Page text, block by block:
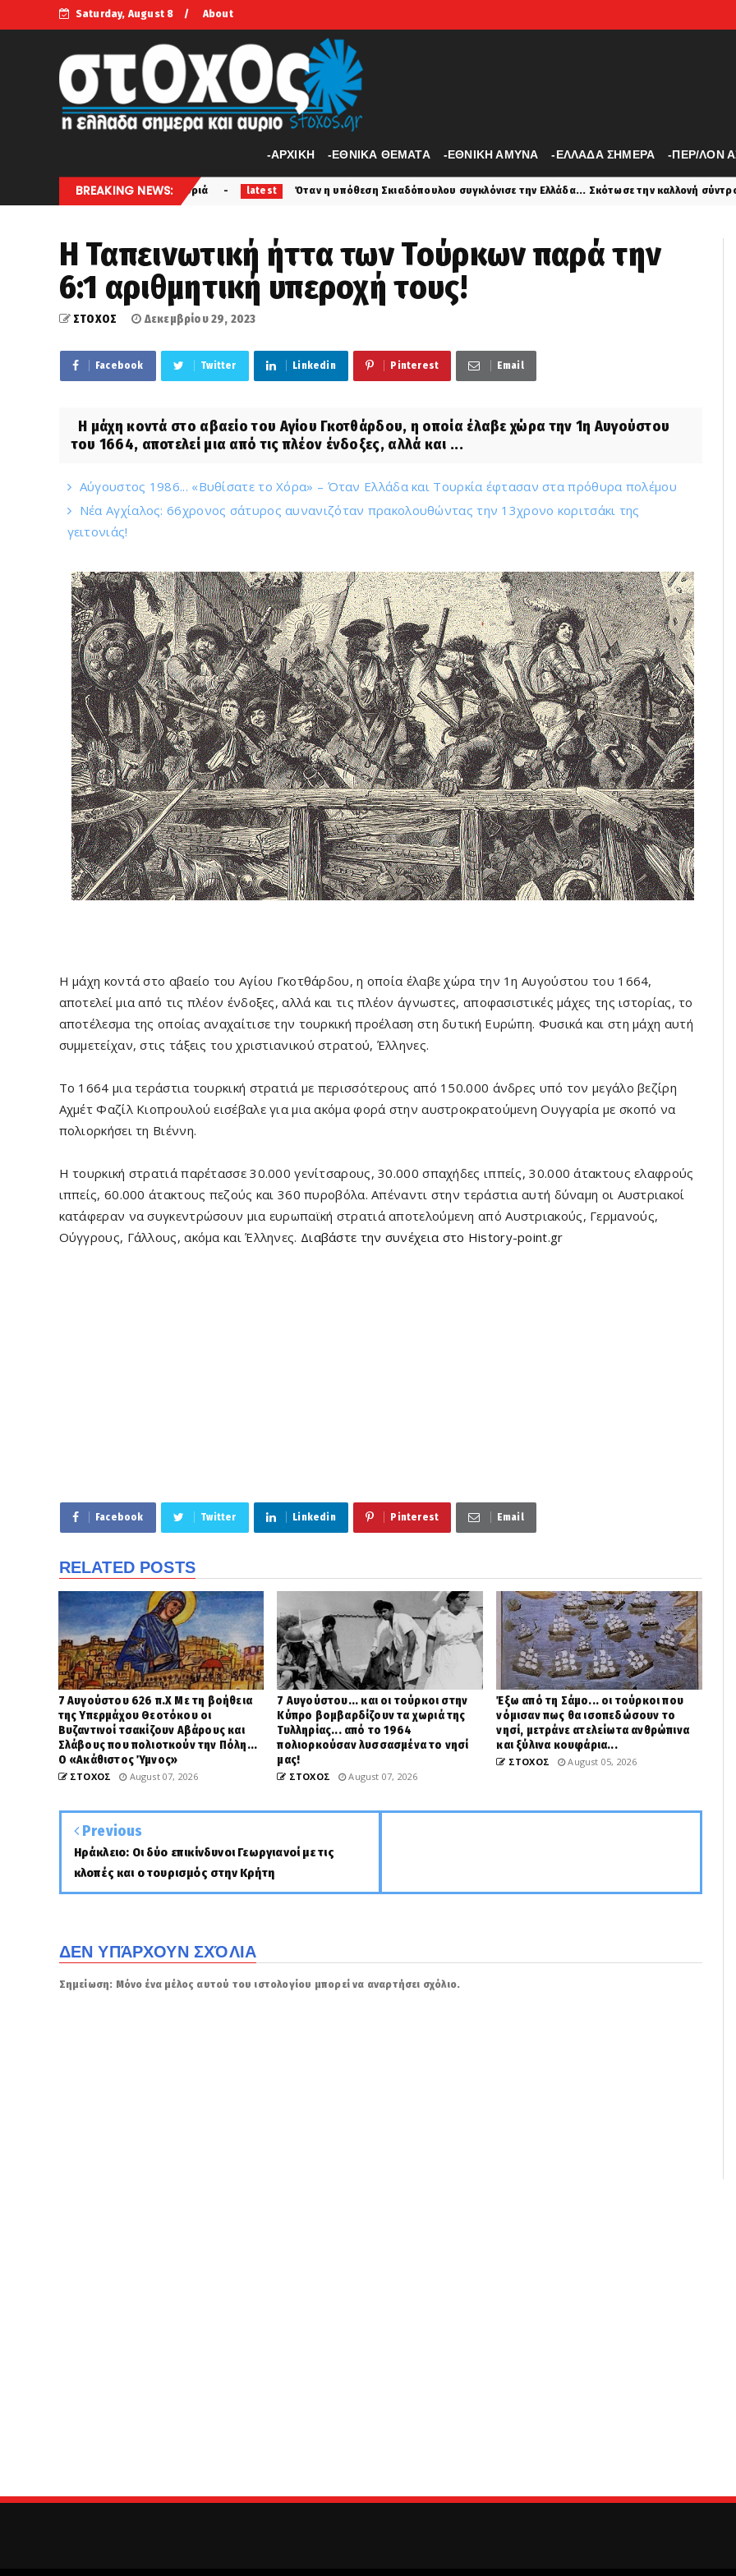
Saturday, August 8 About
-APXIKH -ΕΘΝΙΚΑ ΘΕΜΑΤΑ -ΕΘΝΙΚΗ ΑΜΥΝΑ -ΕΛΛΑΔΑ ΣΗΜΕΡΑ -ΠΕΡ/ΛΟΝ
BREAKING NEWS:
και σφυριά latest Όταν η υπόθεση Σκιαδόπουλου συγκλόνισε την Ελλάδα... Σκότωσε την καλλονή σύντροφο του, έβαλε σε
Η Ταπεινωτική ήττα των Τούρκων παρά την
6:1 αριθμητική υπεροχή τους!
ΣΤΟΧΟΣ Δεκεμβρίου 29, 2023
Facebook Twitter Linkedin Pinterest Email
Η μάχη κοντά στο αβαείο του Αγίου Γκοτθάρδου, η οποία έλαβε χώρα την 1η Αυγούστου
του 1664, αποτελεί μια από τις πλέον ένδοξες, αλλά και ...
Αύγουστος 1986... «Βυθίσατε το Χόρα» – Όταν Ελλάδα και Τουρκία έφτασαν στα πρόθυρα πολέμου
Νέα Αγχίαλος: 66χρονος σάτυρος αυνανιζόταν πρακολουθώντας την 13χρονο κοριτσάκι της
γειτονιάς!
Η μάχη κοντά στο αβαείο του Αγίου Γκοτθάρδου, η οποία έλαβε χώρα την 1η Αυγούστου του 1664,
αποτελεί μια από τις πλέον ένδοξες, αλλά και τις πλέον άγνωστες, αποφασιστικές μάχες της ιστορίας, το
αποτέλεσμα της οποίας αναχαίτισε την τουρκική προέλαση στη δυτική Ευρώπη. Φυσικά και στη μάχη αυτή
συμμετείχαν, στις τάξεις του χριστιανικού στρατού, Έλληνες.
Το 1664 μια τεράστια τουρκική στρατιά με περισσότερους από 150.000 άνδρες υπό τον μεγάλο βεζίρη
Αχμέτ Φαζίλ Κιοπρουλού εισέβαλε για μια ακόμα φορά στην αυστροκρατούμενη Ουγγαρία με σκοπό να
πολιορκήσει τη Βιέννη.
Η τουρκική στρατιά παρέτασσε 30.000 γενίτσαρους, 30.000 σπαχήδες ιππείς, 30.000 άτακτους ελαφρούς
ιππείς, 60.000 άτακτους πεζούς και 360 πυροβόλα. Απέναντι στην τεράστια αυτή δύναμη οι Αυστριακοί
κατάφεραν να συγκεντρώσουν μια ευρωπαϊκή στρατιά αποτελούμενη από Αυστριακούς, Γερμανούς,
Ούγγρους, Γάλλους, ακόμα και Έλληνες. Διαβάστε την συνέχεια στο History-point.gr
Facebook Twitter Linkedin Pinterest Email
RELATED POSTS
7 Αυγούστου 626 π.Χ Με τη βοήθεια
της Υπερμάχου Θεοτόκου οι
Βυζαντινοί τσακίζουν Αβάρους και
Σλάβους που πολιοτκούν την Πόλη...
Ο «Ακάθιστος Ύμνος»
ΣΤΟΧΟΣ August 07, 2026
7 Αυγούστου... και οι τούρκοι στην
Κύπρο βομβαρδίζουν τα χωριά της
Τυλληρίας... από το 1964
πολιορκούσαν λυσσασμένα το νησί
μας!
ΣΤΟΧΟΣ August 07, 2026
Έξω από τη Σάμο... οι τούρκοι που
νόμισαν πως θα ισοπεδώσουν το
νησί, μετράνε ατελείωτα ανθρώπινα
και ξύλινα κουφάρια...
ΣΤΟΧΟΣ August 05, 2026
Previous
Ηράκλειο: Οι δύο επικίνδυνοι Γεωργιανοί με τις
κλοπές και ο τουρισμός στην Κρήτη
ΔΕΝ ΥΠΆΡΧΟΥΝ ΣΧΌΛΙΑ
Σημείωση: Μόνο ένα μέλος αυτού του ιστολογίου μπορεί να αναρτήσει σχόλιο.